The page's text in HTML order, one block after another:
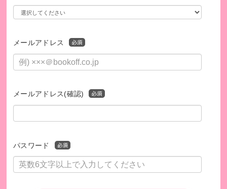
メールアドレス
メールアドレス(確認)
パスワード